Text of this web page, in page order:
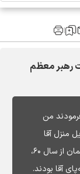
رهبر معظم
من
آقا
خیلی ساده است؛ اجاق سه‌شعله قدیمی، تخت همان از سال ۶۰،
آقا بودند.